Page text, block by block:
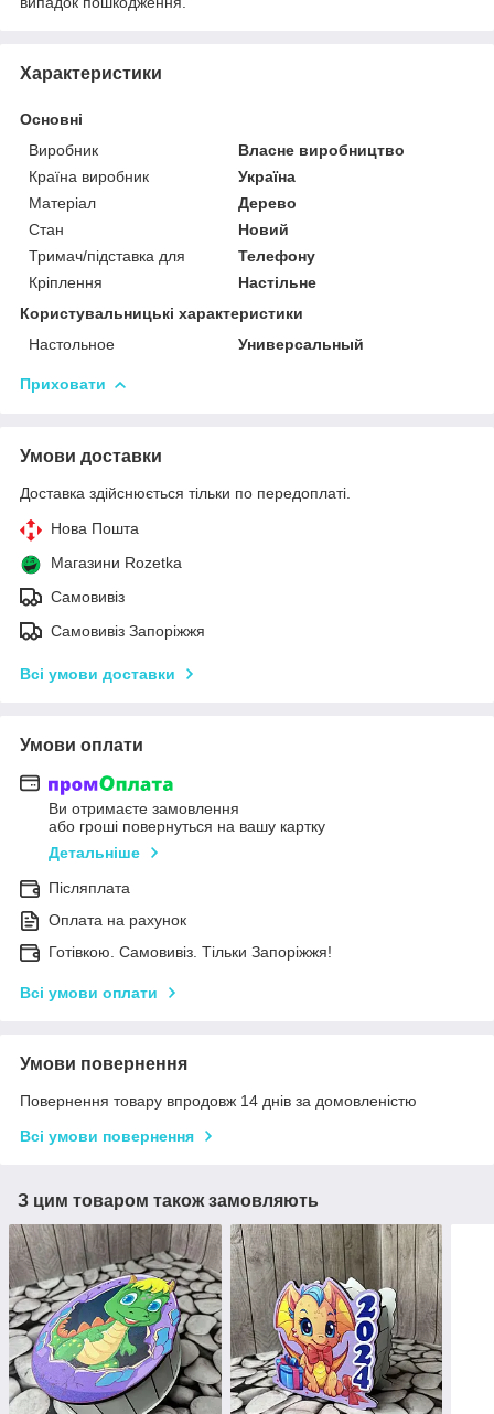
Характеристики
Основні
Виробник
Власне виробництво
Країна виробник
Україна
Матеріал
Дерево
Стан
Новий
Тримач/підставка для
Телефону
Кріплення
Настільне
Користувальницькі характеристики
Настольное
Универсальный
Приховати
Умови доставки
Доставка здійснюється тільки по передоплаті.
Нова Пошта
Магазини Rozetka
Самовивіз
Самовивіз Запоріжжя
Всі умови доставки
Умови оплати
Ви отримаєте замовлення
або гроші повернуться на вашу картку
Детальніше
Післяплата
Оплата на рахунок
Готівкою. Самовивіз. Тільки Запоріжжя!
Всі умови оплати
Умови повернення
Повернення товару впродовж 14 днів за домовленістю
Всі умови повернення
З цим товаром також замовляють